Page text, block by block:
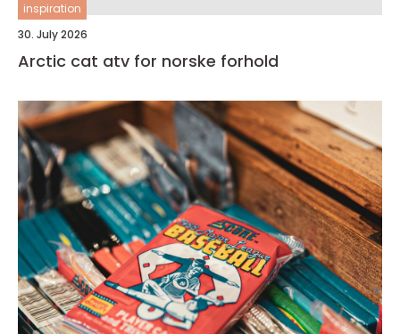
inspiration
30. July 2026
Arctic cat atv for norske forhold